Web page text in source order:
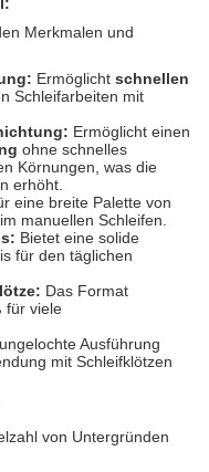
Merkmalen und
Ermöglicht schnellen
Schleifarbeiten mit
Ermöglicht einen
ohne schnelles
Körnungen, was die
erhöht.
eine breite Palette von
manuellen Schleifen.
Bietet eine solide
für den täglichen
Das Format
für viele
Ausführung
mit Schleifklötzen
von Untergründen